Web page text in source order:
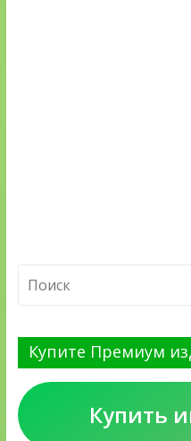
Купите Премиум
Купить